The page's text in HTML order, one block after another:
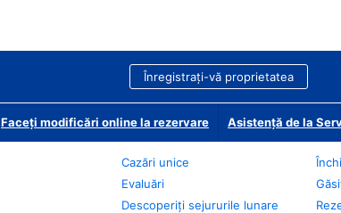
Înregistrați-vă proprietatea
Faceți modificări online la rezervare Asistență de la
Cazări unice
Evaluări
Descoperiți sejururile lunare